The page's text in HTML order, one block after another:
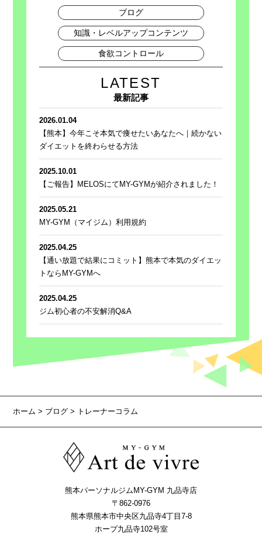
ブログ
知識・レベルアップコンテンツ
食欲コントロール
LATEST
最新記事
2026.01.04
【熊本】今年こそ本気で痩せたいあなたへ｜続かない
ダイエットを終わらせる方法
2025.10.01
【ご報告】MELOSにてMY-GYMが紹介されました！
2025.05.21
MY-GYM（マイジム）利用規約
2025.04.25
【通い放題で結果にコミット】熊本で本気のダイエッ
トならMY-GYMへ
2025.04.25
ジム初心者の不安解消Q&A
ホーム> ブログ > トレーナーコラム
熊本パーソナルジムMY-GYM 九品寺店
〒862-0976
熊本県熊本市中央区九品寺4丁目7-8
ホープ九品寺102号室